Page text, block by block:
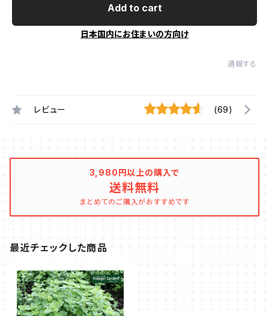
Add to cart
日本国内にお住まいの方向け
通報する
レビュー (69)
3,980円以上の購入で
送料無料
まとめてのご購入がおすすめです
最近チェックした商品